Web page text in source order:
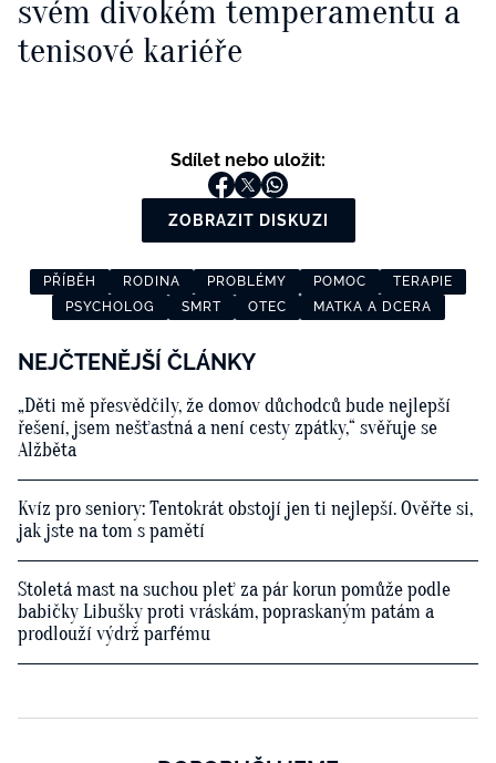
svém divokém temperamentu a
tenisové kariéře
Sdílet nebo uložit:
ZOBRAZIT DISKUZI
PŘÍBĚH RODINA PROBLÉMY POMOC
TERAPIE
PSYCHOLOG
SMRT OTEC MATKA A DCERA
NEJČTENĚJŠÍ ČLÁNKY
„Děti mě přesvědčily, že domov důchodců bude nejlepší
řešení, jsem nešťastná a není cesty zpátky,“ svěřuje se
Alžběta
Kvíz pro seniory: Tentokrát obstojí jen ti nejlepší. Ověřte si,
jak jste na tom s pamětí
Stoletá mast na suchou pleť za pár korun pomůže podle
babičky Libušky proti vráskám, popraskaným patám a
prodlouží výdrž parfému